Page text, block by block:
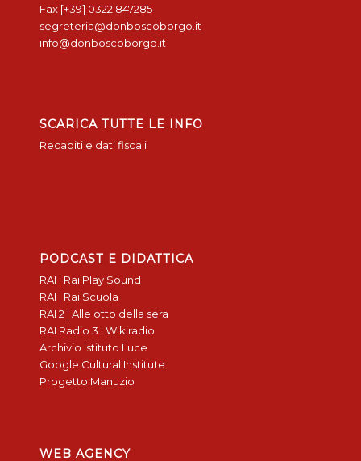
Fax [+39] 0322 847285
segreteria@donboscoborgo.it
info@donboscoborgo.it
SCARICA TUTTE LE INFO
Recapiti e dati fiscali
PODCAST E DIDATTICA
RAI | Rai Play Sound
RAI | Rai Scuola
RAI 2 | Alle otto della sera
RAI Radio 3 | Wikiradio
Archivio Istituto Luce
Google Cultural Institute
Progetto Manuzio
WEB AGENCY